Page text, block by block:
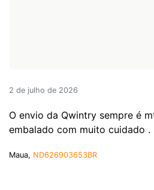
2 de julho de 2026
O envio da Qwintry sempre é
embalado com muito cuidado .
Maua, ND626903653BR